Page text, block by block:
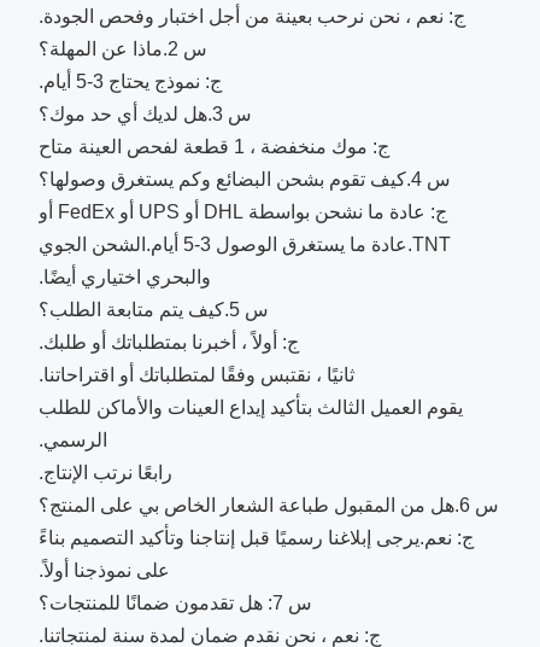
ج: نعم ، نحن نرحب بعينة من أجل اختبار وفحص الجودة.
س 2.ماذا عن المهلة؟
ج: نموذج يحتاج 3-5 أيام.
س 3.هل لديك أي حد موك؟
ج: موك منخفضة ، 1 قطعة لفحص العينة متاح
س 4.كيف تقوم بشحن البضائع وكم يستغرق وصولها؟
ج: عادة ما نشحن بواسطة DHL أو UPS أو FedEx أو
TNT.عادة ما يستغرق الوصول 3-5 أيام.الشحن الجوي
والبحري اختياري أيضًا.
س 5.كيف يتم متابعة الطلب؟
ج: أولاً ، أخبرنا بمتطلباتك أو طلبك.
ثانيًا ، نقتبس وفقًا لمتطلباتك أو اقتراحاتنا.
يقوم العميل الثالث بتأكيد إيداع العينات والأماكن للطلب
الرسمي.
رابعًا نرتب الإنتاج.
س 6.هل من المقبول طباعة الشعار الخاص بي على المنتج؟
ج: نعم.يرجى إبلاغنا رسميًا قبل إنتاجنا وتأكيد التصميم بناءً
على نموذجنا أولاً.
س 7: هل تقدمون ضمانًا للمنتجات؟
ج: نعم ، نحن نقدم ضمان لمدة سنة لمنتجاتنا.